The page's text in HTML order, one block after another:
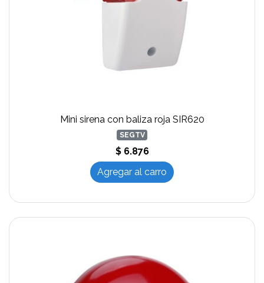
Mini sirena con baliza roja SIR620
SEGTV
$ 6.876
Agregar al carro